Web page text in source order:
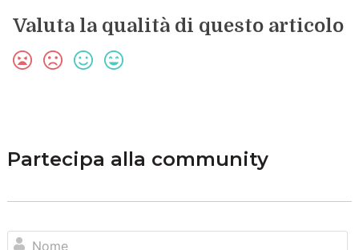
Valuta la qualità di questo articolo
Partecipa alla community